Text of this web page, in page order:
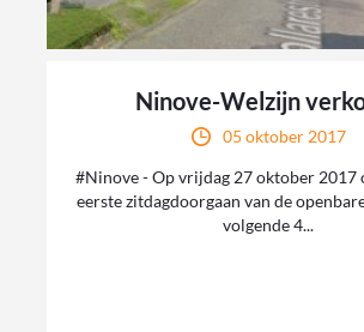
Ninove-Welzijn
05 oktober 2017
#Ninove - Op vrijdag 27 oktober 2017
eerste zitdagdoorgaan van de
volgende 4...